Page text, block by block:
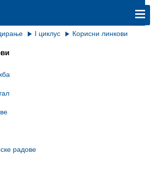
I циклус Корисни линкови
радове